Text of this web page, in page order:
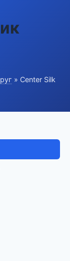
» Center Silk